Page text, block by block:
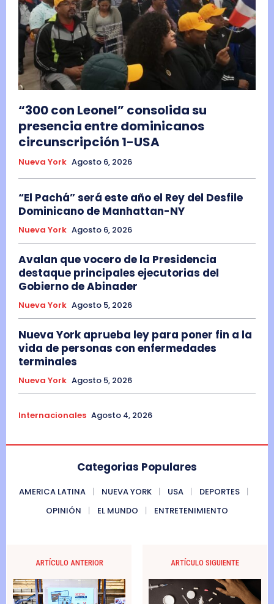
“300 con Leonel” consolida su
presencia entre dominicanos
circunscripción 1-USA
Nueva York Agosto 6, 2026
“El Pachá” será este año el Rey del Desfile
Dominicano de Manhattan-NY
Nueva York Agosto 6, 2026
Avalan que vocero de la Presidencia
destaque principales ejecutorias del
Gobierno de Abinader
Nueva York Agosto 5, 2026
Nueva York aprueba ley para poner fin a la
vida de personas con enfermedades
terminales
Nueva York Agosto 5, 2026
Internacionales Agosto 4, 2026
Categorias Populares
AMERICA LATINA NUEVA YORK USA
DEPORTES
OPINIÓN
EL MUNDO ENTRETENIMIENTO
ARTÍCULO ANTERIOR ARTÍCULO SIGUIENTE